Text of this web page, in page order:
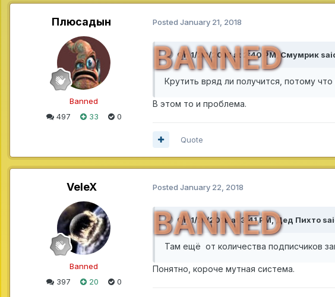
Плюсадын
Banned
497
33 0
Posted January 21, 2018
BANNED
On 1/20/2018 at 2:40 PM,Смумрик
Крутить вряд ли получится, потому
В этом то и проблема.
Quote
VeleX
Banned
397
20 0
Posted January 22, 2018
BANNED
On 1/21/2018 at 3:41 PM,Дед Пихто
Там ещё от количества подписчиков
Понятно, короче мутная система.